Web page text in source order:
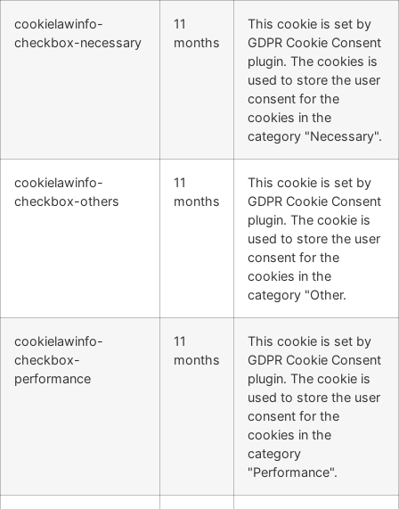
cookielawinfo-
checkbox-necessary
11
months
This cookie is set by
GDPR Cookie Consent
plugin. The cookies is
used to store the user
consent for the
cookies in the
category "Necessary".
cookielawinfo-
checkbox-others
11
months
This cookie is set by
GDPR Cookie Consent
plugin. The cookie is
used to store the user
consent for the
cookies in the
category "Other.
cookielawinfo-
checkbox-
performance
11
months
This cookie is set by
GDPR Cookie Consent
plugin. The cookie is
used to store the user
consent for the
cookies in the
category
"Performance".